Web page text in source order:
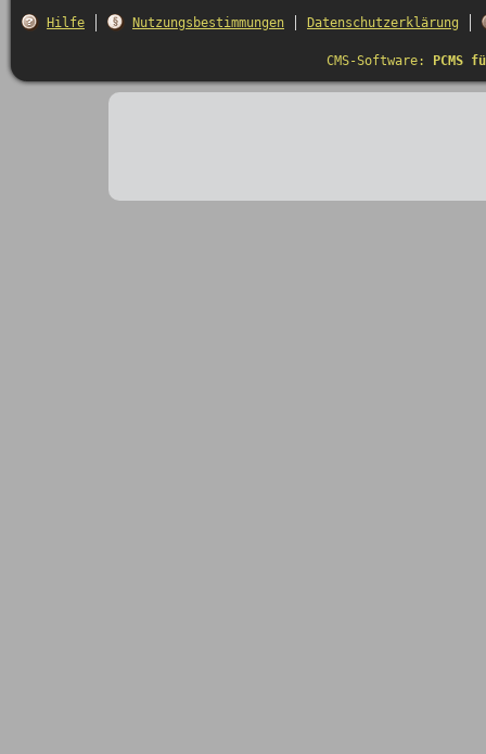
Hilfe Nutzungsbestimmungen Datenschutzerklärung
CMS-Software: PCMS